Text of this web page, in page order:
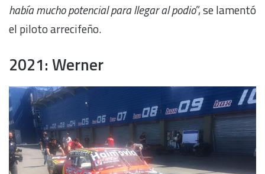
había mucho potencial para llegar al podio”, se lamentó
el piloto arrecifeño.
2021: Werner